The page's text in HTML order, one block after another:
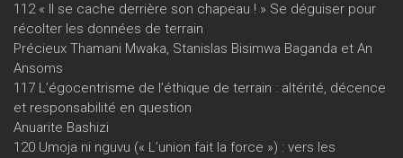
112 « Il se cache derrière son chapeau ! » Se déguiser pour
récolter les données de terrain
Précieux Thamani Mwaka, Stanislas Bisimwa Baganda et An
Ansoms
117 L’égocentrisme de l’éthique de terrain : altérité, décence
et responsabilité en question
Anuarite Bashizi
120 Umoja ni nguvu (« L’union fait la force ») : vers les